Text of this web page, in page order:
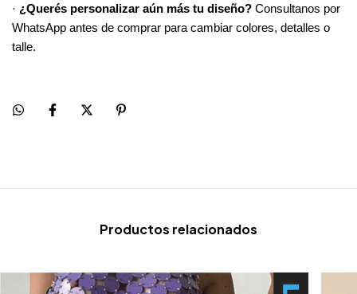
· ¿Querés personalizar aún más tu diseño? Consultanos por
WhatsApp antes de comprar para cambiar colores, detalles o
talle.
Productos relacionados